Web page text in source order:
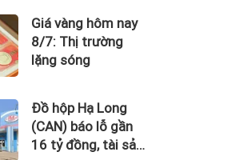
Giá vàng hôm nay
8/7: Thị trường
lặng sóng
Đồ hộp Hạ Long
(CAN) báo lỗ gần
16 tỷ đồng, tài sản